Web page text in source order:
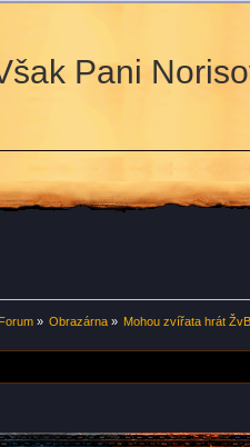
Pani
» Obrazárna» Mohou zvířata hrát